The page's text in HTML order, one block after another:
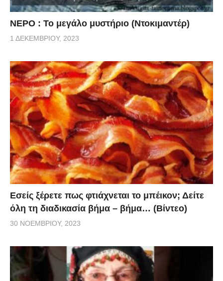
ΝΕΡΟ : Το μεγάλο μυστήριο (Ντοκιμαντέρ)
1 ΔΕΚΕΜΒΡΊΟΥ, 2023
Εσείς ξέρετε πως φτιάχνεται το μπέικον; Δείτε
όλη τη διαδικασία βήμα – βήμα… (Βίντεο)
30 ΝΟΕΜΒΡΊΟΥ, 2023